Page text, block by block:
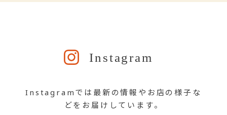
Instagram
Instagramでは最新の情報やお店の様子な
どをお届けしています。